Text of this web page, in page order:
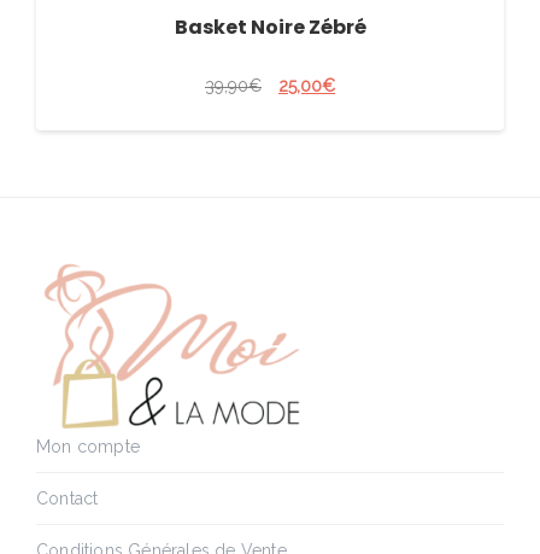
Basket Noire Zébré
39,90€ 25,00€
Mon compte
Contact